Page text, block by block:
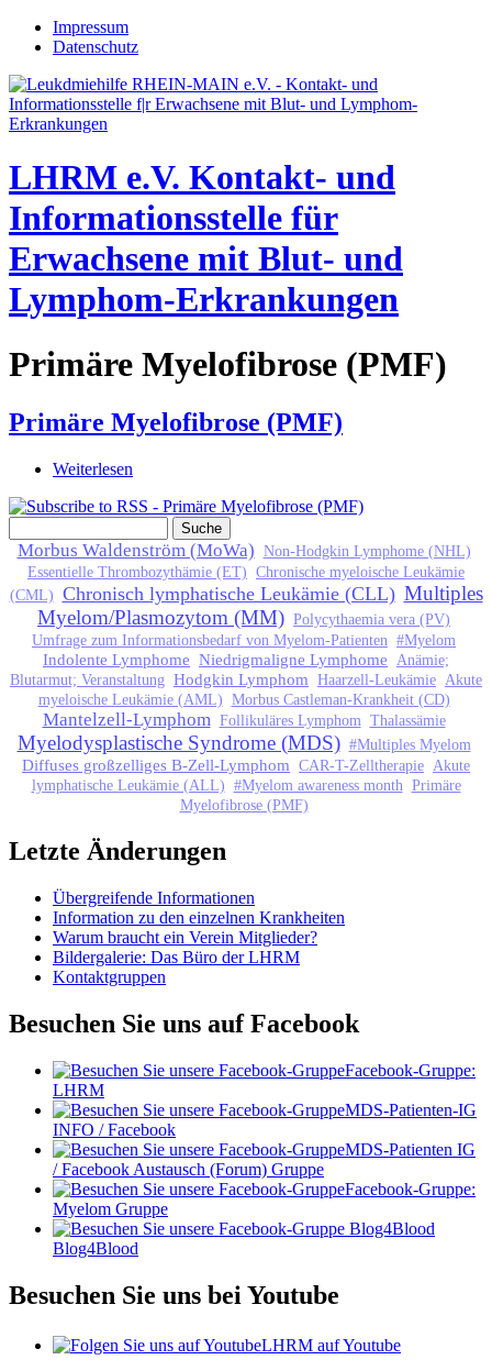
Jump to navigation
Impressum
Datenschutz
LHRM e.V. Kontakt- und
Informationsstelle für
Erwachsene mit Blut- und
Lymphom-Erkrankungen
Primäre Myelofibrose (PMF)
Primäre Myelofibrose (PMF)
Weiterlesen
Suchformular
Morbus Waldenström (MoWa) Non-Hodgkin Lymphome (NHL)
Essentielle Thrombozythämie (ET) Chronische myeloische Leukämie
(CML) Chronisch lymphatische Leukämie (CLL) Multiples
Myelom/Plasmozytom (MM) Polycythaemia vera (PV)
Umfrage zum Informationsbedarf von Myelom-Patienten #Myelom
Indolente Lymphome Niedrigmaligne Lymphome Anämie;
Blutarmut; Veranstaltung Hodgkin Lymphom Haarzell-Leukämie Akute
myeloische Leukämie (AML) Morbus Castleman-Krankheit (CD)
Mantelzell-Lymphom Follikuläres Lymphom Thalassämie
Myelodysplastische Syndrome (MDS) #Multiples Myelom
Diffuses großzelliges B-Zell-Lymphom CAR-T-Zelltherapie Akute
lymphatische Leukämie (ALL) #Myelom awareness month Primäre
Myelofibrose (PMF)
Letzte Änderungen
Übergreifende Informationen
Information zu den einzelnen Krankheiten
Warum braucht ein Verein Mitglieder?
Bildergalerie: Das Büro der LHRM
Kontaktgruppen
Besuchen Sie uns auf Facebook
Facebook-Gruppe:
LHRM
MDS-Patienten-IG
INFO / Facebook
MDS-Patienten IG
/ Facebook Austausch (Forum) Gruppe
Facebook-Gruppe:
Myelom Gruppe
Blog4Blood
Besuchen Sie uns bei Youtube
LHRM auf Youtube